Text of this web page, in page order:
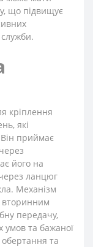
що підвищує
кріплення
які
приймає
його на
ланцюг
Механізм
вторинним
передачу,
умов та бажаної
обертання та